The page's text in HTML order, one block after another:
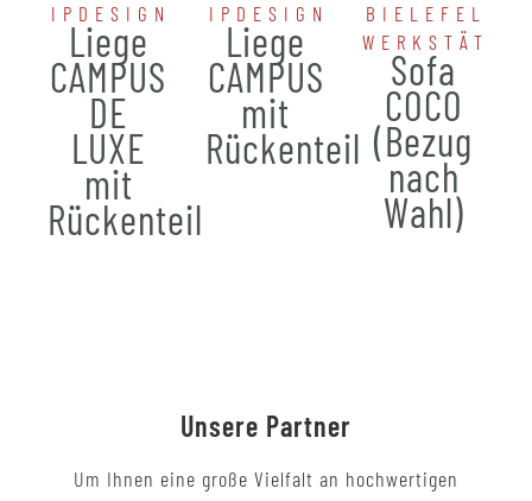
IPDESIGN
Liege
CAMPUS
DE
LUXE
mit
Rückenteil
IPDESIGN
Liege
CAMPUS
mit
Rückenteil
Sofa
COCO
(Bezug
nach
Wahl)
Unsere Partner
Um Ihnen eine große Vielfalt an hochwertigen